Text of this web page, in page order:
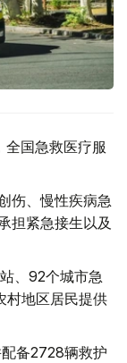
国急救医疗服
伤、慢性疾病急
担紧急接生以及
、92个城市急
村地区居民提供
备2728辆救护